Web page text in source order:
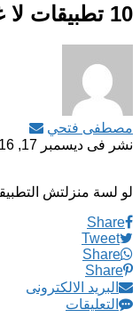
10 تطبيقات لا غنى عنها لمستخدمي أندرويد
مصطفى فتحي
نشر فى ديسمبر 17, 2016
لو لسة منزلتش
Share
Tweet
Share
Share
البريد الالكترونى
التعليقات